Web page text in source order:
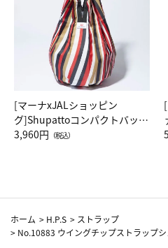
[マーナxJALショッピン
グ]Shupattoコンパクトバッグ
Drop JAL客室乗務員（LC）ス
3,960円 （税込）
ホーム > H.P.S > ストラップ
> No.10883 ウイングチップストラップ